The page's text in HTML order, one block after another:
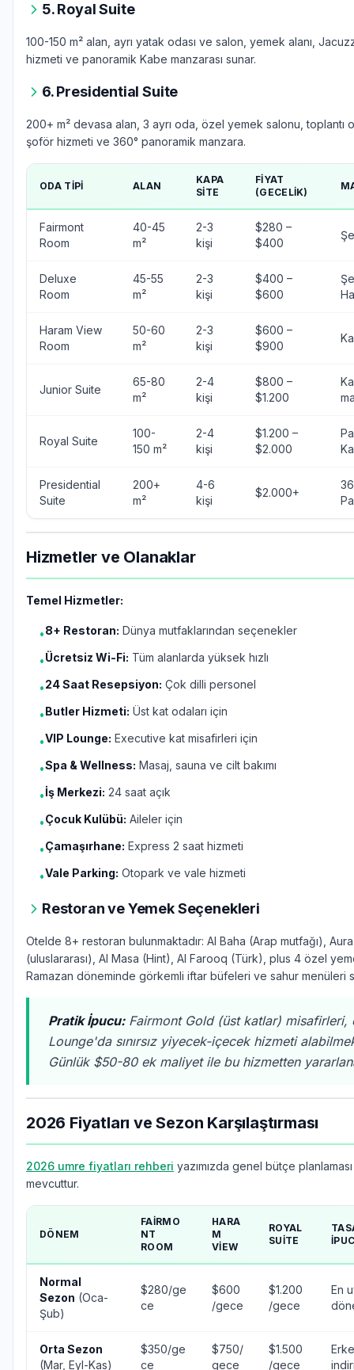
5. Royal Suite
100-150 m² alan, ayrı yatak odası ve salon, yemek alanı,
hizmeti ve panoramik Kabe manzarası sunar.
6. Presidential Suite
200+ m² devasa alan, 3 ayrı oda, özel yemek salonu, toplantı
şoför hizmeti ve 360° panoramik manzara.
ODA TIPI ALAN
KAPA
SITE
FIYAT
(GECELIK)
Fairmont
Room
40-45
m²
2-3
kişi
$280 –
$400
Deluxe
Room
45-55
m²
2-3
kişi
$400 –
$600
Haram View
Room
50-60
m²
2-3
kişi
$600 –
$900
Junior Suite
65-80
m²
2-4
kişi
$800 –
$1.200
Royal Suite
100-
150 m²
2-4
kişi
$1.200 –
$2.000
Presidential
Suite
200+
m²
4-6
kişi
$2.000+
Hizmetler ve Olanaklar
Temel Hizmetler:
•8+ Restoran: Dünya mutfaklarından seçenekler
•Ücretsiz Wi-Fi: Tüm alanlarda yüksek hızlı
•24 Saat Resepsiyon: Çok dilli personel
•Butler Hizmeti: Üst kat odaları için
•VIP Lounge: Executive kat misafirleri için
•Spa & Wellness: Masaj, sauna ve cilt bakımı
•İş Merkezi: 24 saat açık
•Çocuk Kulübü: Aileler için
•Çamaşırhane: Express 2 saat hizmeti
•Vale Parking: Otopark ve vale hizmeti
Restoran ve Yemek Seçenekleri
Otelde 8+ restoran bulunmaktadır: Al Baha (Arap mutfağı), Aura
(uluslararası), Al Masa (Hint), Al Farooq (Türk), plus 4 özel
Ramazan döneminde görkemli iftar büfeleri ve sahur menüleri
Pratik İpucu:Fairmont Gold (üst katlar) misafirleri,
Lounge'da sınırsız yiyecek-içecek hizmeti
Günlük $50-80 ek maliyet ile bu hizmetten
2026 Fiyatları ve Sezon Karşılaştırması
2026 umre fiyatları rehberi yazımızda genel bütçe
mevcuttur.
DÖNEM
FAIRMO
NT
ROOM
HARA
M
VIEW
ROYAL
SUITE
Normal
Sezon (Oca-
Şub)
$280/ge
ce
$600
/gece
$1.200
/gece
En
Orta Sezon
(Mar, Eyl-Kas)
$350/ge
ce
$750/
gece
$1.500
/gece